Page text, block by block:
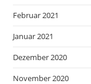
Februar 2021
Januar 2021
Dezember 2020
November 2020